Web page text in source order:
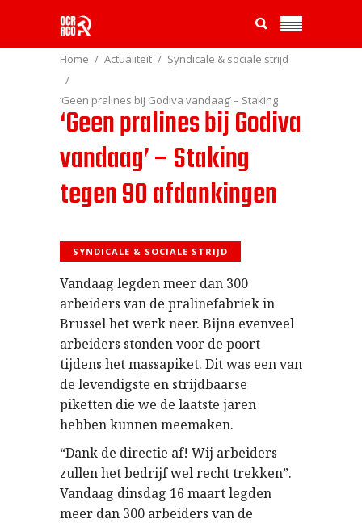
Home Actualiteit Syndicale & sociale strijd
‘Geen pralines bij Godiva vandaag’ – Staking
tegen 90 afdankingen
‘Geen pralines bij Godiva
vandaag’ – Staking
tegen 90 afdankingen
SYNDICALE & SOCIALE STRIJD
Vandaag legden meer dan 300
arbeiders van de pralinefabriek in
Brussel het werk neer. Bijna evenveel
arbeiders stonden voor de poort
tijdens het massapiket. Dit was een van
de levendigste en strijdbaarse
piketten die we de laatste jaren
hebben kunnen meemaken.
“Dank de directie af! Wij arbeiders
zullen het bedrijf wel recht trekken”.
Vandaag dinsdag 16 maart legden
meer dan 300 arbeiders van de